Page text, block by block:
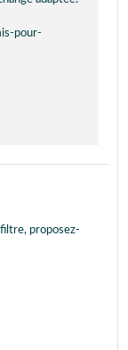
pour-
proposez-